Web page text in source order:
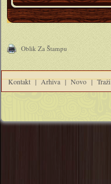
Oblik Za Štampu
Kontakt | Arhiva | Novo | Traži